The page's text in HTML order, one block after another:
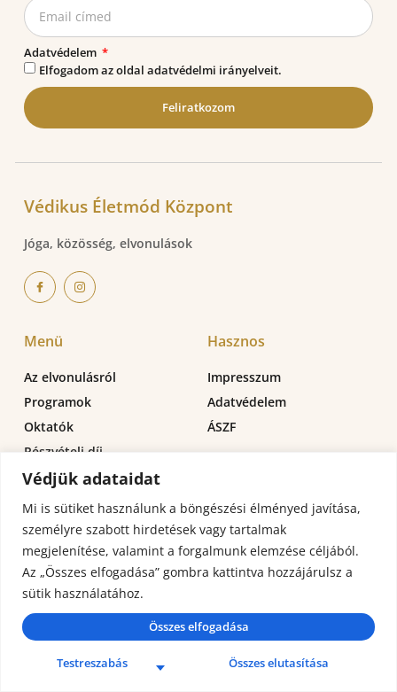
Védjük adataidat
Mi is sütiket használunk a böngészési élményed javítása,
személyre szabott hirdetések vagy tartalmak
megjelenítése, valamint a forgalmunk elemzése céljából.
Az „Összes elfogadása” gombra kattintva hozzájárulsz a
sütik használatához.
Testreszabás Összes elutasítása
Összes elfogadása
Adatvédelem
Elfogadom az oldal adatvédelmi irányelveit.
Feliratkozom
Védikus Életmód Központ
Jóga, közösség, elvonulások
Menü
Az elvonulásról
Programok
Oktatók
Részvételi díj
Elérhetőségeink
Hasznos
Impresszum
Adatvédelem
ÁSZF
Elérhetőségeink
Novotny-Szabó Bettina (szervező)
info@vedikuseletmod.hu
Copyright © 2025. Minden jog fenntartva.